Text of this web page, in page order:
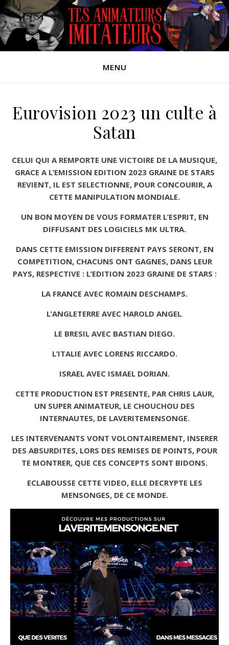
MENU
Eurovision 2023 un culte à
Satan
CELUI QUI A REMPORTE UNE VICTOIRE DE LA MUSIQUE,
GRACE A L’EMISSION EDITION 2023 GRAINE DE STARS
REVIENT, IL EST SELECTIONNE, POUR CONCOURIR, A
CETTE MANIPULATION MONDIALE.
UN BON MOYEN DE VOUS FORMATER L’ESPRIT, EN
DIFFUSANT DES LOGICIELS MK ULTRA.
DANS CETTE EMISSION DIFFERENT PAYS SERONT, EN
COMPETITION, CHACUNS ONT GAGNES, DANS LEUR
PAYS, RESPECTIVE : L’EDITION 2023 GRAINE DE STARS :
LA FRANCE AVEC ROMAIN DESCHAMPS.
L’ANGLETERRE AVEC HAROLD ANGEL.
LE BRESIL AVEC BASTIAN DIEGO.
L’ITALIE AVEC LORENS RICCARDO.
ISRAEL AVEC ISMAEL DORIAN.
CETTE PRODUCTION EST PRESENTE, PAR CHRIS LAUR,
UN SUPER ANIMATEUR, LE CHOUCHOU DES
INTERNAUTES, DE LAVERITEMENSONGE.
LES INTERVENANTS VONT VOLONTAIREMENT, INSERER
DES ABSURDITES, LORS DES REMISES DE POINTS, POUR
TE MONTRER, QUE CES CONCEPTS SONT BIDONS.
ECLABOUSSE CETTE VIDEO, ELLE DECRYPTE LES
MENSONGES, DE CE MONDE.